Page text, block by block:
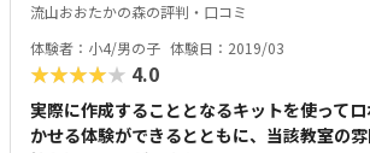
交流の工夫があるといった要素がないとどうしても
比較になります。年中の息子にとってちょうど良い
楽しみながらやりかたを工夫することができていた
流山おおたかの森の評判・口コミ
体験者：小4/男の子 体験日：2019/03
★★★★★ 4.0
実際に作成することとなるキットを使って
かせる体験ができるとともに、当該教室の